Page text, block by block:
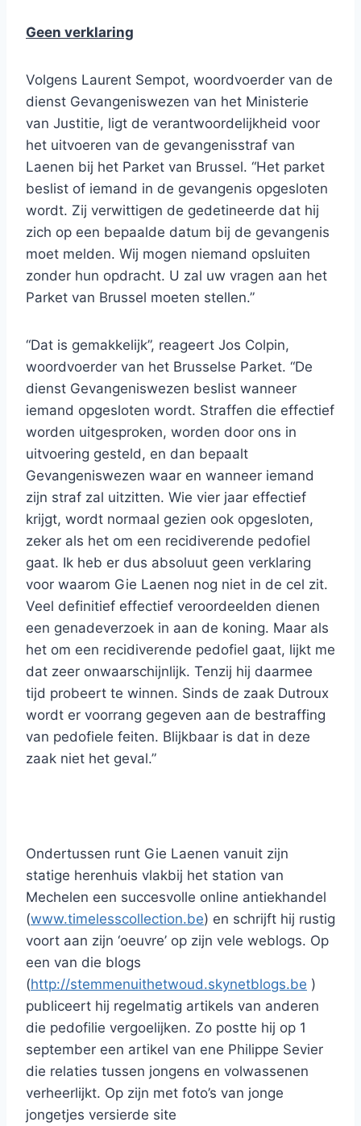
Geen verklaring
Volgens Laurent Sempot, woordvoerder van de
dienst Gevangeniswezen van het Ministerie
van Justitie, ligt de verantwoordelijkheid voor
het uitvoeren van de gevangenisstraf van
Laenen bij het Parket van Brussel. “Het parket
beslist of iemand in de gevangenis opgesloten
wordt. Zij verwittigen de gedetineerde dat hij
zich op een bepaalde datum bij de gevangenis
moet melden. Wij mogen niemand opsluiten
zonder hun opdracht. U zal uw vragen aan het
Parket van Brussel moeten stellen.”
“Dat is gemakkelijk”, reageert Jos Colpin,
woordvoerder van het Brusselse Parket. “De
dienst Gevangeniswezen beslist wanneer
iemand opgesloten wordt. Straffen die effectief
worden uitgesproken, worden door ons in
uitvoering gesteld, en dan bepaalt
Gevangeniswezen waar en wanneer iemand
zijn straf zal uitzitten. Wie vier jaar effectief
krijgt, wordt normaal gezien ook opgesloten,
zeker als het om een recidiverende pedofiel
gaat. Ik heb er dus absoluut geen verklaring
voor waarom Gie Laenen nog niet in de cel zit.
Veel definitief effectief veroordeelden dienen
een genadeverzoek in aan de koning. Maar als
het om een recidiverende pedofiel gaat, lijkt me
dat zeer onwaarschijnlijk. Tenzij hij daarmee
tijd probeert te winnen. Sinds de zaak Dutroux
wordt er voorrang gegeven aan de bestraffing
van pedofiele feiten. Blijkbaar is dat in deze
zaak niet het geval.”
Ondertussen runt Gie Laenen vanuit zijn
statige herenhuis vlakbij het station van
Mechelen een succesvolle online antiekhandel
(www.timelesscollection.be) en schrijft hij rustig
voort aan zijn ‘oeuvre’ op zijn vele weblogs. Op
een van die blogs
(http://stemmenuithetwoud.skynetblogs.be )
publiceert hij regelmatig artikels van anderen
die pedofilie vergoelijken. Zo postte hij op 1
september een artikel van ene Philippe Sevier
die relaties tussen jongens en volwassenen
verheerlijkt. Op zijn met foto’s van jonge
jongetjes versierde site